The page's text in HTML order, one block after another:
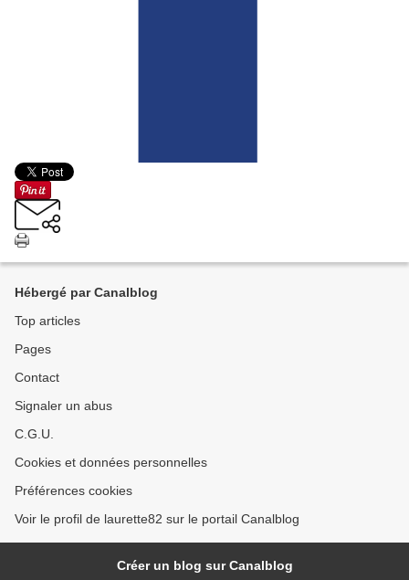
Hébergé par Canalblog
Top articles
Pages
Contact
Signaler un abus
C.G.U.
Cookies et données personnelles
Préférences cookies
Voir le profil de laurette82 sur le portail Canalblog
Créer un blog sur Canalblog